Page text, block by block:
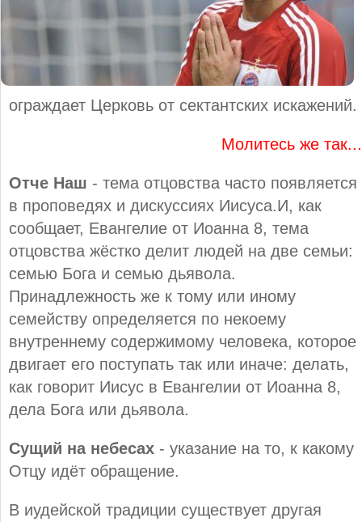
ограждает Церковь от сектантских искажений.
Молитесь же так...
Отче Наш - тема отцовства часто появляется
в проповедях и дискуссиях Иисуса.И, как
сообщает, Евангелие от Иоанна 8, тема
отцовства жёстко делит людей на две семьи:
семью Бога и семью дьявола.
Принадлежность же к тому или иному
семейству определяется по некоему
внутреннему содержимому человека, которое
двигает его поступать так или иначе: делать,
как говорит Иисус в Евангелии от Иоанна 8,
дела Бога или дьявола.
Сущий на небесах - указание на то, к какому
Отцу идёт обращение.
В иудейской традиции существует другая